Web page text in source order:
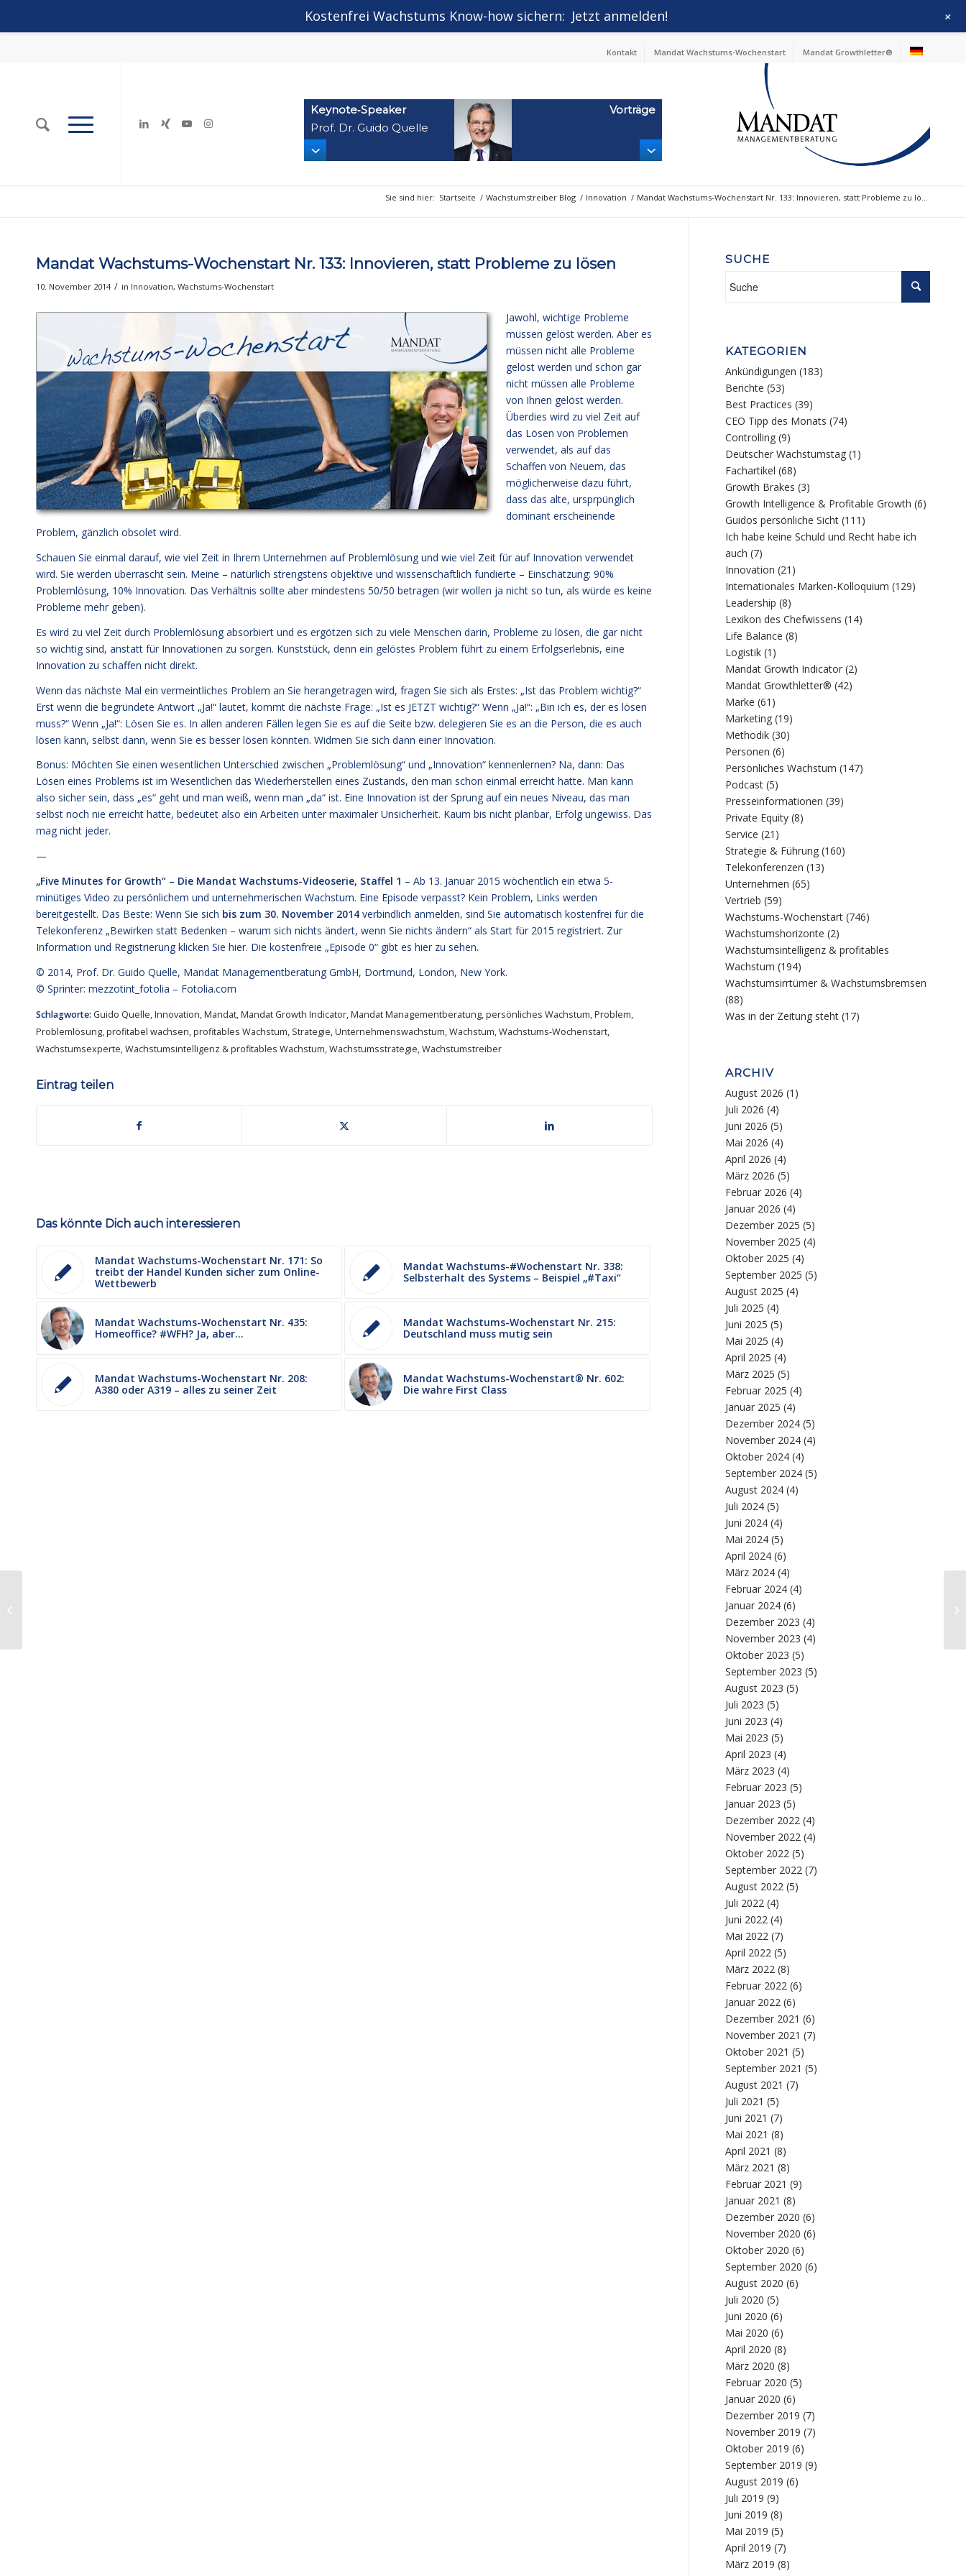
Kontakt Mandat Wachstums-Wochenstart Mandat Growthletter®
Keynote‑Speaker
Prof. Dr. Guido Quelle
Vorträge
Sie sind hier: Startseite / Wachstumstreiber Blog / Innovation / Mandat Wachstums-Wochenstart Nr. 133: Innovieren, statt Probleme zu lö...
Mandat Wachstums-Wochenstart Nr. 133: Innovieren, statt Probleme zu lösen
10. November 2014 / in Innovation, Wachstums-Wochenstart
Jawohl, wichtige Probleme
müssen gelöst werden. Aber es
müssen nicht alle Probleme
gelöst werden und schon gar
nicht müssen alle Probleme
von Ihnen gelöst werden.
Überdies wird zu viel Zeit auf
das Lösen von Problemen
verwendet, als auf das
Schaffen von Neuem, das
möglicherweise dazu führt,
dass das alte, ursprpünglich
dominant erscheinende
Problem, gänzlich obsolet wird.
Schauen Sie einmal darauf, wie viel Zeit in Ihrem Unternehmen auf Problemlösung und wie viel Zeit für auf Innovation verwendet
wird. Sie werden überrascht sein. Meine – natürlich strengstens objektive und wissenschaftlich fundierte – Einschätzung: 90%
Problemlösung, 10% Innovation. Das Verhältnis sollte aber mindestens 50/50 betragen (wir wollen ja nicht so tun, als würde es keine
Probleme mehr geben).
Es wird zu viel Zeit durch Problemlösung absorbiert und es ergötzen sich zu viele Menschen darin, Probleme zu lösen, die gar nicht
so wichtig sind, anstatt für Innovationen zu sorgen. Kunststück, denn ein gelöstes Problem führt zu einem Erfolgserlebnis, eine
Innovation zu schaffen nicht direkt.
Wenn das nächste Mal ein vermeintliches Problem an Sie herangetragen wird, fragen Sie sich als Erstes: „Ist das Problem wichtig?“
Erst wenn die begründete Antwort „Ja!“ lautet, kommt die nächste Frage: „Ist es JETZT wichtig?“ Wenn „Ja!“: „Bin ich es, der es lösen
muss?“ Wenn „Ja!“: Lösen Sie es. In allen anderen Fällen legen Sie es auf die Seite bzw. delegieren Sie es an die Person, die es auch
lösen kann, selbst dann, wenn Sie es besser lösen könnten. Widmen Sie sich dann einer Innovation.
Bonus: Möchten Sie einen wesentlichen Unterschied zwischen „Problemlösung“ und „Innovation“ kennenlernen? Na, dann: Das
Lösen eines Problems ist im Wesentlichen das Wiederherstellen eines Zustands, den man schon einmal erreicht hatte. Man kann
also sicher sein, dass „es“ geht und man weiß, wenn man „da“ ist. Eine Innovation ist der Sprung auf ein neues Niveau, das man
selbst noch nie erreicht hatte, bedeutet also ein Arbeiten unter maximaler Unsicherheit. Kaum bis nicht planbar, Erfolg ungewiss. Das
mag nicht jeder.
—
„Five Minutes for Growth“ – Die Mandat Wachstums-Videoserie, Staffel 1 – Ab 13. Januar 2015 wöchentlich ein etwa 5-
minütiges Video zu persönlichem und unternehmerischen Wachstum. Eine Episode verpasst? Kein Problem, Links werden
bereitgestellt. Das Beste: Wenn Sie sich bis zum 30. November 2014 verbindlich anmelden, sind Sie automatisch kostenfrei für die
Telekonferenz „Bewirken statt Bedenken – warum sich nichts ändert, wenn Sie nichts ändern“ als Start für 2015 registriert. Zur
Information und Registrierung klicken Sie hier. Die kostenfreie „Episode 0“ gibt es hier zu sehen.
© 2014, Prof. Dr. Guido Quelle, Mandat Managementberatung GmbH, Dortmund, London, New York.
© Sprinter: mezzotint_fotolia – Fotolia.com
Schlagworte: Guido Quelle,Innovation,Mandat,Mandat Growth Indicator,Mandat Managementberatung,persönliches Wachstum,Problem,
Problemlösung,profitabel wachsen,profitables Wachstum, Strategie,Unternehmenswachstum,Wachstum,Wachstums-Wochenstart,
Wachstumsexperte,Wachstumsintelligenz & profitables Wachstum,Wachstumsstrategie,Wachstumstreiber
Eintrag teilen
Das könnte Dich auch interessieren
Mandat Wachstums-Wochenstart Nr. 171: So
treibt der Handel Kunden sicher zum Online-
Wettbewerb
Mandat Wachstums-#Wochenstart Nr. 338:
Selbsterhalt des Systems – Beispiel „#Taxi“
Mandat Wachstums-Wochenstart Nr. 435:
Homeoffice? #WFH? Ja, aber…
Mandat Wachstums-Wochenstart Nr. 215:
Deutschland muss mutig sein
Mandat Wachstums-Wochenstart Nr. 208:
A380 oder A319 – alles zu seiner Zeit
Mandat Wachstums-Wochenstart® Nr. 602:
Die wahre First Class
SUCHE
KATEGORIEN
Ankündigungen (183)
Berichte (53)
Best Practices (39)
CEO Tipp des Monats (74)
Controlling (9)
Deutscher Wachstumstag (1)
Fachartikel (68)
Growth Brakes (3)
Growth Intelligence & Profitable Growth (6)
Guidos persönliche Sicht (111)
Ich habe keine Schuld und Recht habe ich
auch (7)
Innovation (21)
Internationales Marken-Kolloquium (129)
Leadership (8)
Lexikon des Chefwissens (14)
Life Balance (8)
Logistik (1)
Mandat Growth Indicator (2)
Mandat Growthletter® (42)
Marke (61)
Marketing (19)
Methodik (30)
Personen (6)
Persönliches Wachstum (147)
Podcast (5)
Presseinformationen (39)
Private Equity (8)
Service (21)
Strategie & Führung (160)
Telekonferenzen (13)
Unternehmen (65)
Vertrieb (59)
Wachstums-Wochenstart (746)
Wachstumshorizonte (2)
Wachstumsintelligenz & profitables
Wachstum (194)
Wachstumsirrtümer & Wachstumsbremsen
(88)
Was in der Zeitung steht (17)
ARCHIV
August 2026 (1)
Juli 2026 (4)
Juni 2026 (5)
Mai 2026 (4)
April 2026 (4)
März 2026 (5)
Februar 2026 (4)
Januar 2026 (4)
Dezember 2025 (5)
November 2025 (4)
Oktober 2025 (4)
September 2025 (5)
August 2025 (4)
Juli 2025 (4)
Juni 2025 (5)
Mai 2025 (4)
April 2025 (4)
März 2025 (5)
Februar 2025 (4)
Januar 2025 (4)
Dezember 2024 (5)
November 2024 (4)
Oktober 2024 (4)
September 2024 (5)
August 2024 (4)
Juli 2024 (5)
Juni 2024 (4)
Mai 2024 (5)
April 2024 (6)
März 2024 (4)
Februar 2024 (4)
Januar 2024 (6)
Dezember 2023 (4)
November 2023 (4)
Oktober 2023 (5)
September 2023 (5)
August 2023 (5)
Juli 2023 (5)
Juni 2023 (4)
Mai 2023 (5)
April 2023 (4)
März 2023 (4)
Februar 2023 (5)
Januar 2023 (5)
Dezember 2022 (4)
November 2022 (4)
Oktober 2022 (5)
September 2022 (7)
August 2022 (5)
Juli 2022 (4)
Juni 2022 (4)
Mai 2022 (7)
April 2022 (5)
März 2022 (8)
Februar 2022 (6)
Januar 2022 (6)
Dezember 2021 (6)
November 2021 (7)
Oktober 2021 (5)
September 2021 (5)
August 2021 (7)
Juli 2021 (5)
Juni 2021 (7)
Mai 2021 (8)
April 2021 (8)
März 2021 (8)
Februar 2021 (9)
Januar 2021 (8)
Dezember 2020 (6)
November 2020 (6)
Oktober 2020 (6)
September 2020 (6)
August 2020 (6)
Juli 2020 (5)
Juni 2020 (6)
Mai 2020 (6)
April 2020 (8)
März 2020 (8)
Februar 2020 (5)
Januar 2020 (6)
Dezember 2019 (7)
November 2019 (7)
Oktober 2019 (6)
September 2019 (9)
August 2019 (6)
Juli 2019 (9)
Juni 2019 (8)
Mai 2019 (5)
April 2019 (7)
März 2019 (8)
Kostenfrei Wachstums Know-how sichern: Jetzt anmelden! +